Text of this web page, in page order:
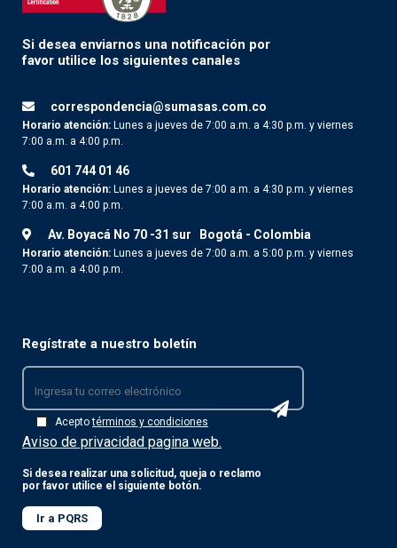
Si desea enviarnos una notificación por
favor utilice los siguientes canales
correspondencia@sumasas.com.co
Horario atención: Lunes a jueves de 7:00 a.m. a 4:30 p.m. y viernes
7:00 a.m. a 4:00 p.m.
601 744 01 46
Horario atención: Lunes a jueves de 7:00 a.m. a 4:30 p.m. y viernes
7:00 a.m. a 4:00 p.m.
Av. Boyacá No 70 -31 sur Bogotá - Colombia
Horario atención: Lunes a jueves de 7:00 a.m. a 5:00 p.m. y viernes
7:00 a.m. a 4:00 p.m.
Regístrate a nuestro boletín
Aceptotérminos y condiciones
Aviso de privacidad pagina web.
Si desea realizar una solicitud, queja o reclamo
por favor utilice el siguiente botón.
Ir a PQRS